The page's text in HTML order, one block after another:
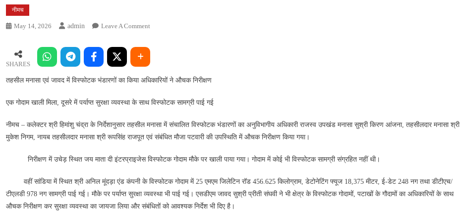
नीमच
May 14, 2026 Admin Leave A CommentOn
में
भंडारणों
किया
अधिकारियों
औचक
SHARES
तहसील मनासा एवं जावद में विस्फोटक भंडारणों का किया अधिकारियों ने औचक निरीक्षण
एक गोदाम खाली मिला, दूसरे में पर्याप्त सुरक्षा व्यवस्था के साथ विस्फोटक सामग्री पाई गई
नीमच – कलेक्टर श्री हिमांशु चंद्रा के निर्देशानुसार तहसील मनासा में संचालित विस्फोटक भंडारणों का अनुविभागीय अधिकारी राजस्व उपखंड मनासा सुश्री किरण आंजना, तहसीलदार मनासा श्री
मुकेश निगम, नायब तहसीलदार मनासा श्री रूपसिंह राजपूत एवं संबंधित मौजा पटवारी की उपस्थिति में औचक निरीक्षण किया गया।
निरीक्षण में उचेड़ स्थित जय माता दी इंटरप्राइजेस विस्फोटक गोदाम मौके पर खाली पाया गया। गोदाम में कोई भी विस्फोटक सामग्री संग्रहित नहीं थी।
वहीं सांडिया में स्थित श्री अनिल मूंदड़ा एंड कंपनी के विस्फोटक गोदाम में 25 एमएम जिलेटिन रॉड 456.625 किलोग्राम, डेटोनेटिंग फ्यूज 18,375 मीटर, ई-डेट 248 नग तथा डीटीएच/
टीएलडी 978 नग सामग्री पाई गई। मौके पर पर्याप्त सुरक्षा व्यवस्था भी पाई गई। एसडीएम जावद सुश्री प्रीती संघवी ने भी क्षेत्र के विस्‍फोटक गोदामों, पटाखों के गौदामों का अधिकारियों के साथ
औचक निरीक्षण कर सुरक्षा व्‍यवस्‍था का जायजा लिया और संबंधितों को आवश्‍यक निर्देश भी दिए है।